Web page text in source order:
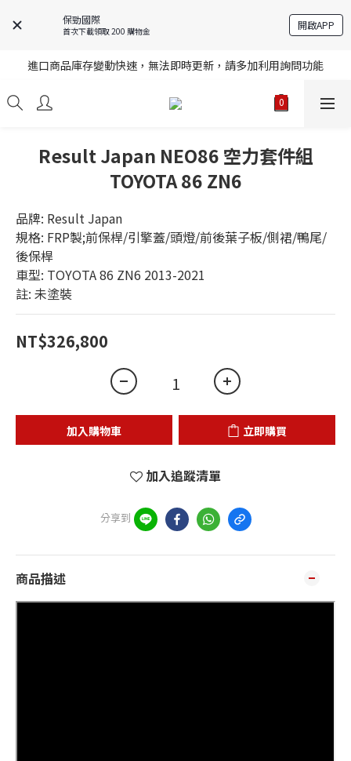
保勁國際
首次下載領取 200 購物金 開啟APP
註冊就送購物金，歡迎加入享更多優惠
註冊就送購物金，歡迎加入享更多優惠
進口商品庫存變動快速，無法即時更新，請多加利用詢問功能
註冊就送購物金，歡迎加入享更多優惠
Result Japan NEO86 空力套件組
TOYOTA 86 ZN6
品牌: Result Japan
規格: FRP製;前保桿/引擎蓋/頭燈/前後葉子板/側裙/鴨尾/
後保桿
車型: TOYOTA 86 ZN6 2013-2021
註: 未塗裝
NT$326,800
加入購物車 立即購買
加入追蹤清單
分享到
商品描述